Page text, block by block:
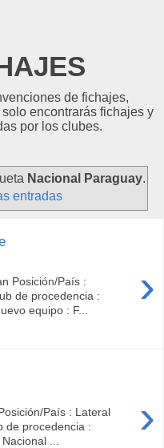
de fichajes,
encontrarás fichajes y
por los clubes.
Nacional Paraguay.
entradas
›
Posición/País :
de procedencia :
equipo : F...
›
País : Lateral
de procedencia :
...